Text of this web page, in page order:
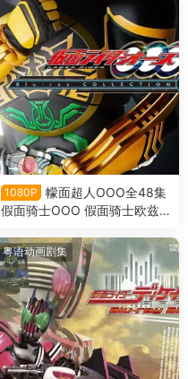
1080P
幪面超人OOO全48集
假面骑士OOO 假面骑士欧兹
粤语动画剧集